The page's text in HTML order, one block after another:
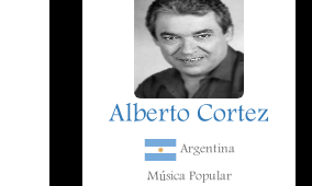
Alberto Cortez
Argentina
Música Popular